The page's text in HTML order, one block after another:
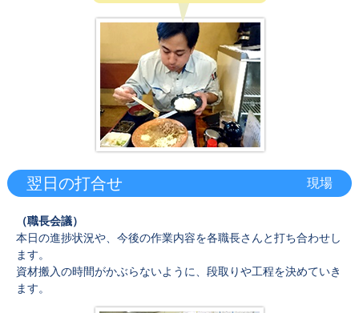
翌日の打合せ 現場
（職長会議）
本日の進捗状況や、今後の作業内容を各職長さんと打ち合わせし
ます。
資材搬入の時間がかぶらないように、段取りや工程を決めていき
ます。